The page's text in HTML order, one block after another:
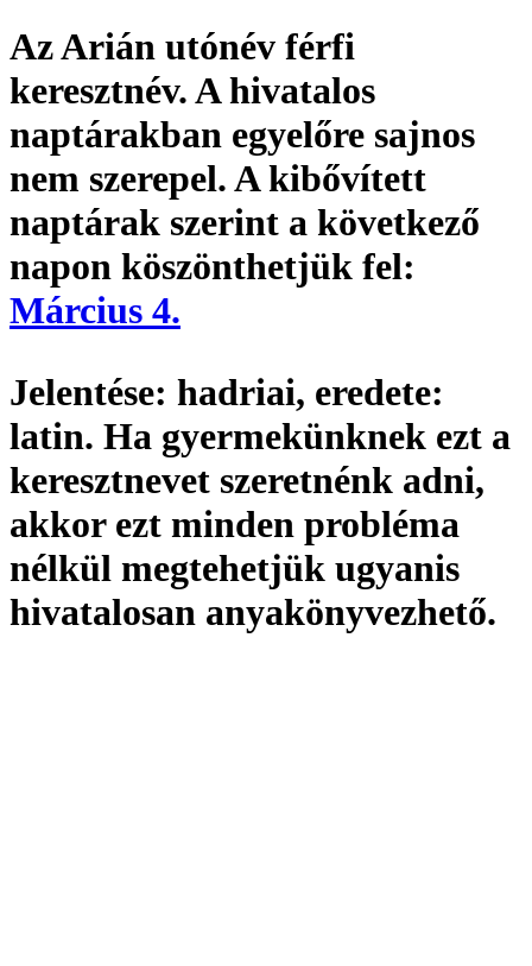
Az Arián utónév férfi
keresztnév. A hivatalos
naptárakban egyelőre sajnos
nem szerepel. A kibővített
naptárak szerint a következő
napon köszönthetjük fel:
Március 4.
Jelentése: hadriai, eredete:
latin. Ha gyermekünknek ezt a
keresztnevet szeretnénk adni,
akkor ezt minden probléma
nélkül megtehetjük ugyanis
hivatalosan anyakönyvezhető.